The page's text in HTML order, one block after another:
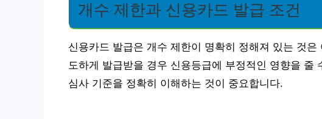
개수 제한과 신용카드 발급 조건
신용카드 발급은 개수 제한이 명확히 정해져 있는 것
도하게 발급받을 경우 신용등급에 부정적인 영향을 줄
심사 기준을 정확히 이해하는 것이 중요합니다.